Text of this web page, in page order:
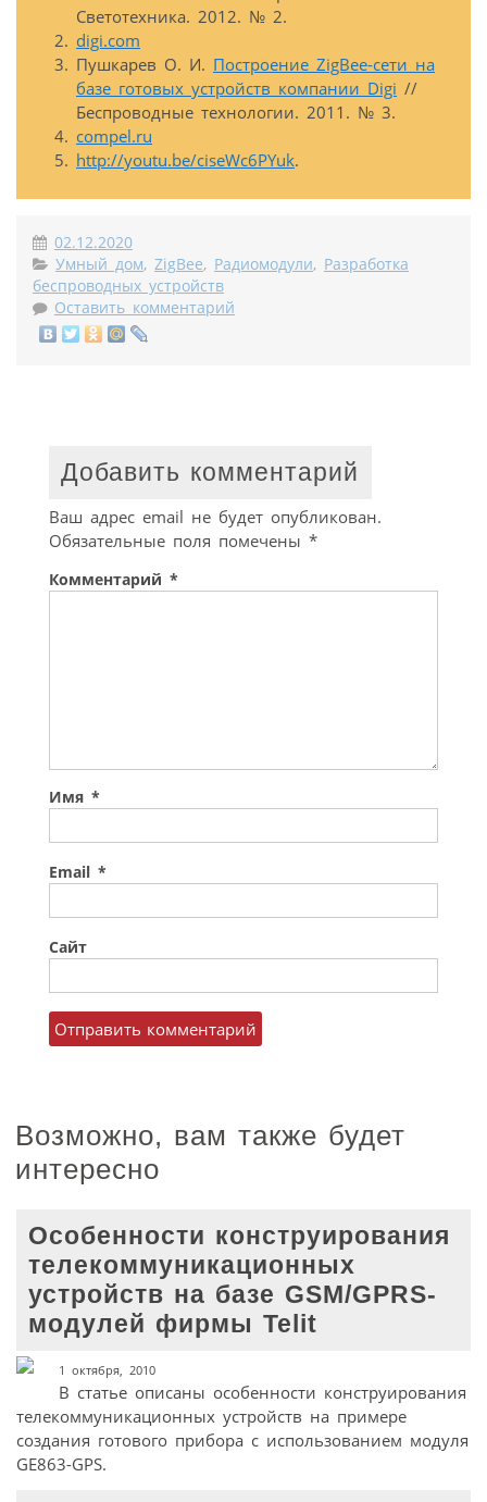
Светотехника. 2012. № 2.
digi.com
Пушкарев О. И. Построение ZigBee-сети на
базе готовых устройств компании Digi //
Беспроводные технологии. 2011. № 3.
compel.ru
http://youtu.be/ciseWc6PYuk.
02.12.2020
Умный дом, ZigBee, Радиомодули, Разработка
беспроводных устройств
Оставить комментарий
Добавить комментарий
Ваш адрес email не будет опубликован.
Обязательные поля помечены *
Комментарий *
Имя *
Email *
Сайт
Возможно, вам также будет
интересно
Особенности конструирования
телекоммуникационных
устройств на базе GSM/GPRS-
модулей фирмы Telit
1 октября, 2010
В статье описаны особенности конструирования
телекоммуникационных устройств на примере
создания готового прибора с использованием модуля
GE863-GPS.